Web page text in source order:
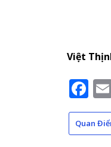
Việt
Quan